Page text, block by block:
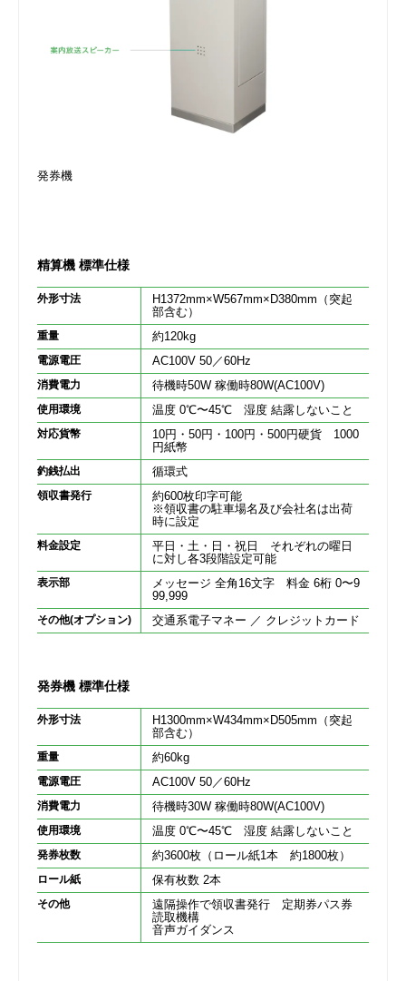
発券機
精算機 標準仕様
外形寸法
H1372mm×W567mm×D380mm（突起
部含む）
重量 約120kg
電源電圧 AC100V 50／60Hz
消費電力 待機時50W 稼働時80W(AC100V)
使用環境 温度 0℃〜45℃ 湿度 結露しないこと
対応貨幣
10円・50円・100円・500円硬貨 1000
円紙幣
釣銭払出 循環式
領収書発行
約600枚印字可能
※領収書の駐車場名及び会社名は出荷
時に設定
料金設定
平日・土・日・祝日 それぞれの曜日
に対し各3段階設定可能
表示部
メッセージ 全角16文字 料金 6桁 0〜9
99,999
その他(オプション) 交通系電子マネー ／ クレジットカード
発券機 標準仕様
外形寸法
H1300mm×W434mm×D505mm（突起
部含む）
重量 約60kg
電源電圧 AC100V 50／60Hz
消費電力 待機時30W 稼働時80W(AC100V)
使用環境 温度 0℃〜45℃ 湿度 結露しないこと
発券枚数 約3600枚（ロール紙1本 約1800枚）
ロール紙 保有枚数 2本
その他
遠隔操作で領収書発行 定期券パス券
読取機構
音声ガイダンス